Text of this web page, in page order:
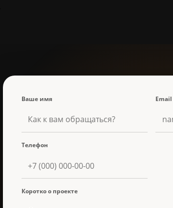
Ваше имя Email
Телефон
Коротко о проекте